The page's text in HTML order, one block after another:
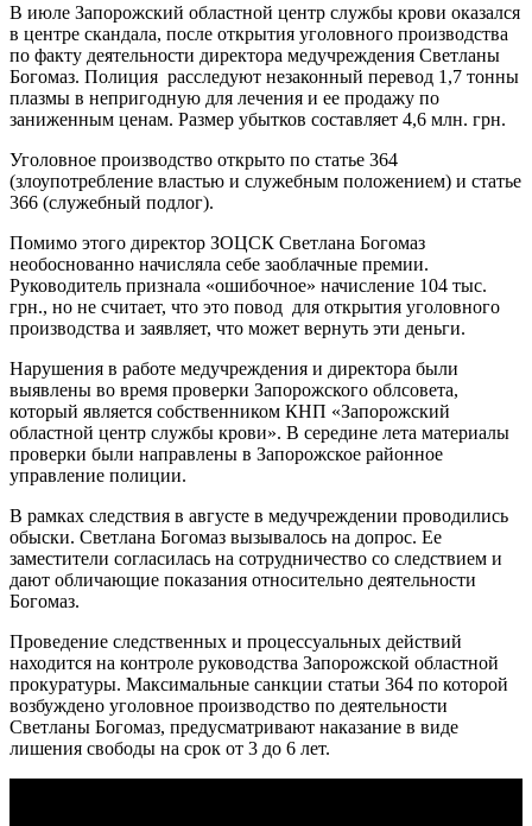
В июле Запорожский областной центр службы крови оказался
в центре скандала, после открытия уголовного производства
по факту деятельности директора медучреждения Светланы
Богомаз. Полиция расследуют незаконный перевод 1,7 тонны
плазмы в непригодную для лечения и ее продажу по
заниженным ценам. Размер убытков составляет 4,6 млн. грн.
Уголовное производство открыто по статье 364
(злоупотребление властью и служебным положением) и статье
366 (служебный подлог).
Помимо этого директор ЗОЦСК Светлана Богомаз
необоснованно начисляла себе заоблачные премии.
Руководитель признала «ошибочное» начисление 104 тыс.
грн., но не считает, что это повод для открытия уголовного
производства и заявляет, что может вернуть эти деньги.
Нарушения в работе медучреждения и директора были
выявлены во время проверки Запорожского облсовета,
который является собственником КНП «Запорожский
областной центр службы крови». В середине лета материалы
проверки были направлены в Запорожское районное
управление полиции.
В рамках следствия в августе в медучреждении проводились
обыски. Светлана Богомаз вызывалось на допрос. Ее
заместители согласилась на сотрудничество со следствием и
дают обличающие показания относительно деятельности
Богомаз.
Проведение следственных и процессуальных действий
находится на контроле руководства Запорожской областной
прокуратуры. Максимальные санкции статьи 364 по которой
возбуждено уголовное производство по деятельности
Светланы Богомаз, предусматривают наказание в виде
лишения свободы на срок от 3 до 6 лет.